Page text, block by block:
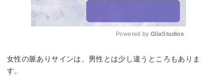
Powered by GliaStudios
女性の脈ありサインは、男性とは少し違うところもありま
す。